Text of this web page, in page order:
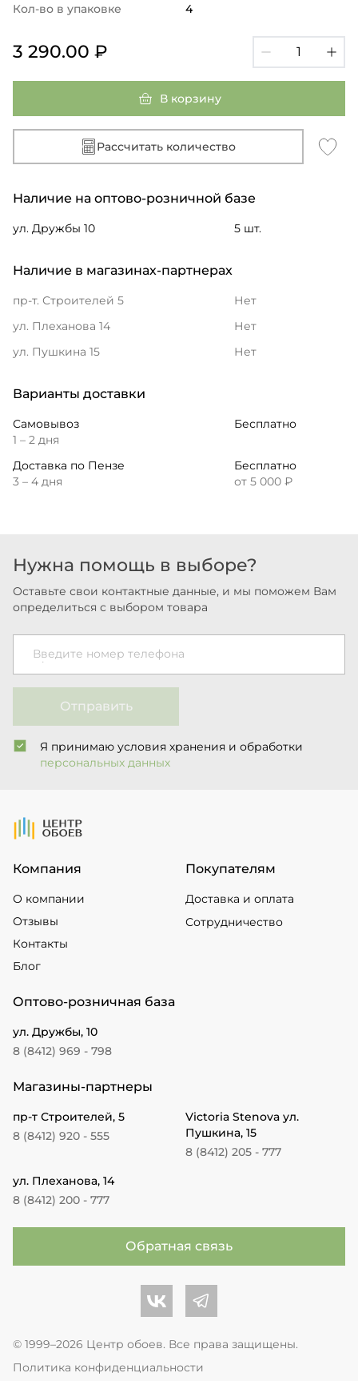
Кол-во в упаковке
4
3 290.00 ₽
В корзину
Рассчитать количество
Наличие на оптово-розничной базе
ул. Дружбы 10 5 шт.
Наличие в магазинах-партнерах
пр-т. Строителей 5
Нет
ул. Плеханова 14
Нет
ул. Пушкина 15
Нет
Варианты доставки
Самовывоз
1 – 2 дня
Бесплатно
Доставка по Пензе
3 – 4 дня
Бесплатно
от 5 000 ₽
Нужна помощь в выборе?
Оставьте свои контактные данные, и мы поможем Вам
определиться с выбором товара
Введите номер телефона
Отправить
Я принимаю условия хранения и обработки
персональных данных
На Главную
Компания
О компании
Отзывы
Контакты
Блог
Покупателям
Доставка и оплата
Сотрудничество
Оптово-розничная база
ул. Дружбы, 10
8 (8412) 969 - 798
Магазины-партнеры
пр-т Строителей, 5
8 (8412) 920 - 555
Victoria Stenova ул.
Пушкина, 15
8 (8412) 205 - 777
ул. Плеханова, 14
8 (8412) 200 - 777
Обратная связь
Центр обоев во Вконтакте
Центр обоев в Телеграме
© 1999–2026 Центр обоев. Все права защищены.
Политика конфиденциальности